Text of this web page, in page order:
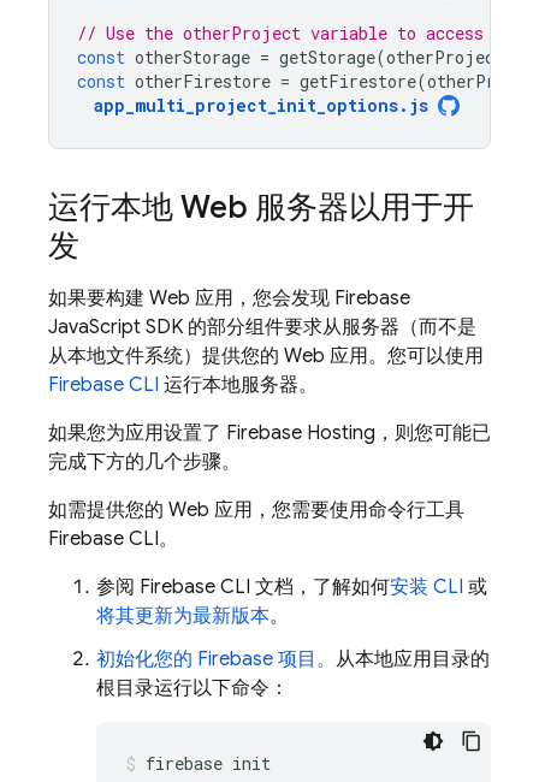
// Use the otherProject variable to access the
const otherStorage = getStorage(otherProject
const otherFirestore = getFirestore(
app_multi_project_init_options. js
运行本地 Web 服务器以用于开
发
如果要构建 Web 应用，您会发现 Firebase
JavaScript SDK 的部分组件要求从服务器（而不是
从本地文件系统）提供您的 Web 应用。您可以使用
Firebase CLI 运行本地服务器。
如果您为应用设置了 Firebase Hosting ，则您可能已
完成下方的几个步骤。
如需提供您的 Web 应用，您需要使用命令行工具
Firebase CLI。
参阅 Firebase CLI 文档，了解如何安装 CLI 或
将其更新为最新版本。
初始化您的 Firebase 项目。 从本地应用目录的
根目录运行以下命令：
firebase init